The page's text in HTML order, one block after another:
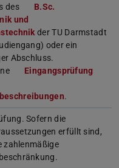
des
B.Sc.
und
der TU Darmstadt
oder ein
Abschluss.
Eingangsprüfung
.
Sofern die
erfüllt sind,
zahlenmäßige